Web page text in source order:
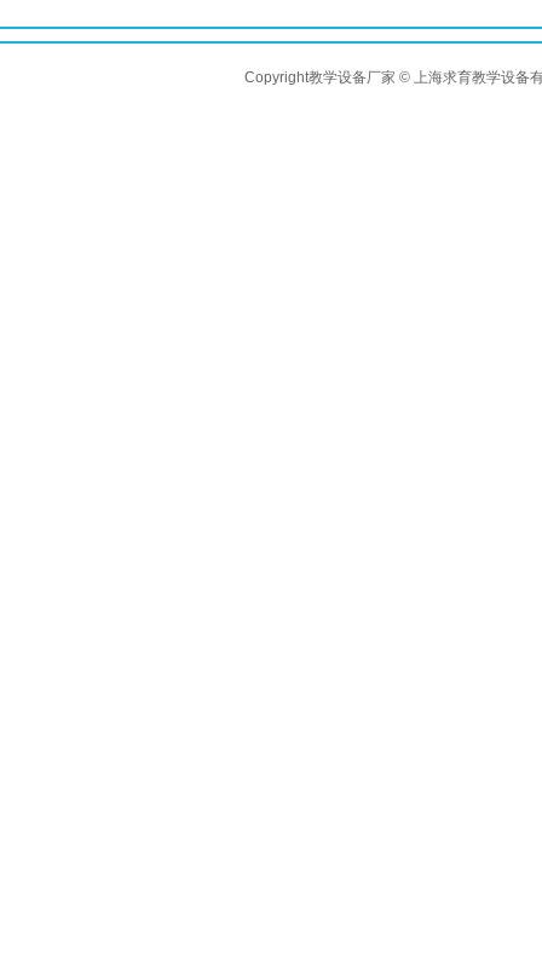
Copyright教学设备厂家 © 上海求育教学设备